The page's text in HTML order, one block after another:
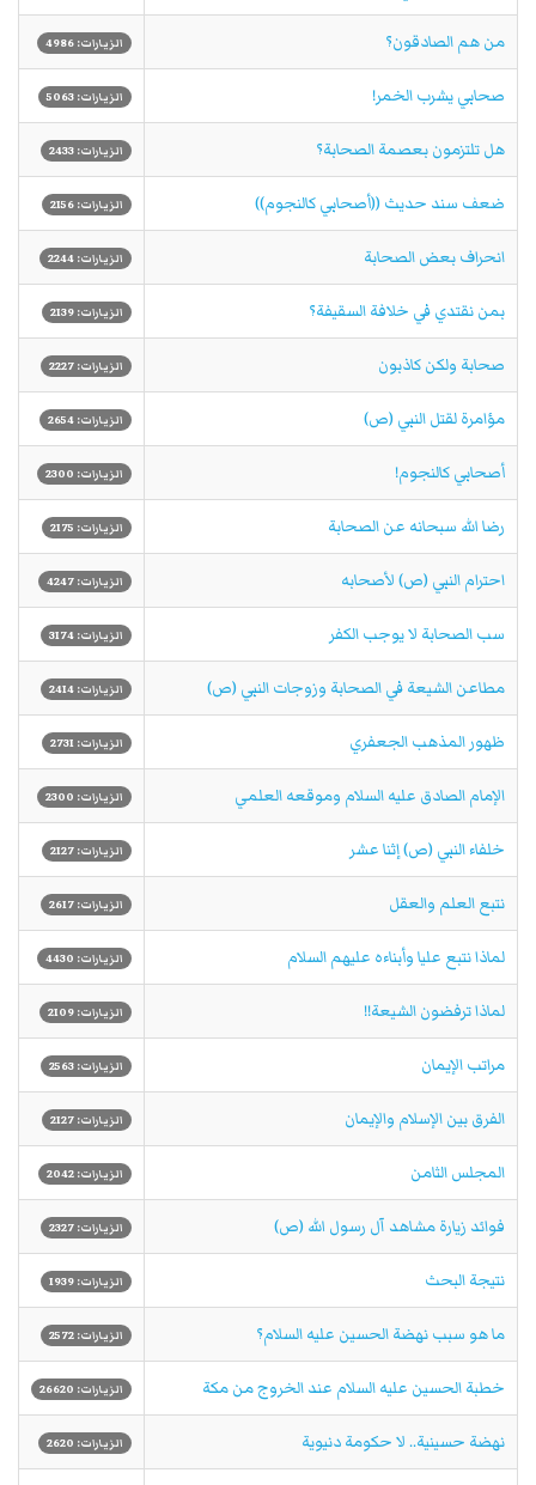
من هم الصادقون؟ الزيارات: 4986
صحابي يشرب الخمر! الزيارات: 5063
هل تلتزمون بعصمة الصحابة؟ الزيارات: 2433
ضعف سند حديث ((أصحابي كالنجوم)) الزيارات: 2156
انحراف بعض الصحابة الزيارات: 2244
بمن نقتدي في خلافة السقيفة؟ الزيارات: 2139
صحابة ولكن كاذبون الزيارات: 2227
مؤامرة لقتل النبي (ص) الزيارات: 2654
أصحابي كالنجوم! الزيارات: 2300
رضا الله سبحانه عن الصحابة الزيارات: 2175
احترام النبي (ص) لأصحابه الزيارات: 4247
سب الصحابة لا يوجب الكفر الزيارات: 3174
مطاعن الشيعة في الصحابة وزوجات النبي (ص) الزيارات: 2414
ظهور المذهب الجعفري الزيارات: 2731
الإمام الصادق عليه السلام وموقعه العلمي الزيارات: 2300
خلفاء النبي (ص) إثنا عشر الزيارات: 2127
نتبع العلم والعقل الزيارات: 2617
لماذا نتبع عليا وأبناءه عليهم السلام الزيارات: 4430
لماذا ترفضون الشيعة!! الزيارات: 2109
مراتب الإيمان الزيارات: 2563
الفرق بين الإسلام والإيمان الزيارات: 2127
المجلس الثامن الزيارات: 2042
فوائد زيارة مشاهد آل رسول الله (ص) الزيارات: 2327
نتيجة البحث الزيارات: 1939
ما هو سبب نهضة الحسين عليه السلام؟ الزيارات: 2572
خطبة الحسين عليه السلام عند الخروج من مكة الزيارات: 26620
نهضة حسينية.. لا حكومة دنيوية الزيارات: 2620